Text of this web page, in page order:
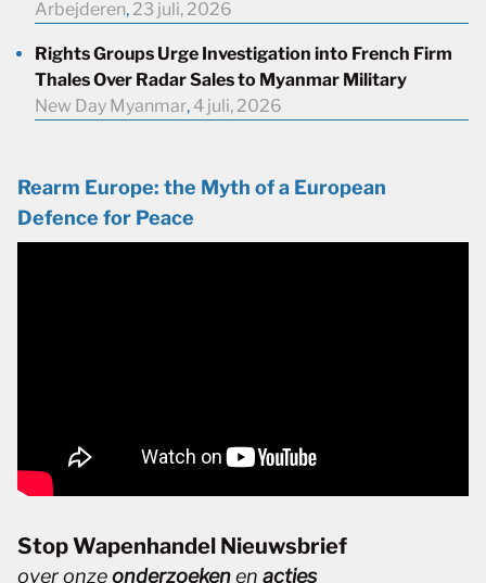
Arbejderen, 23 juli, 2026
Rights Groups Urge Investigation into French Firm
Thales Over Radar Sales to Myanmar Military
New Day Myanmar, 4 juli, 2026
Rearm Europe: the Myth of a European
Defence for Peace
Stop Wapenhandel Nieuwsbrief
over onzeonderzoekenen acties